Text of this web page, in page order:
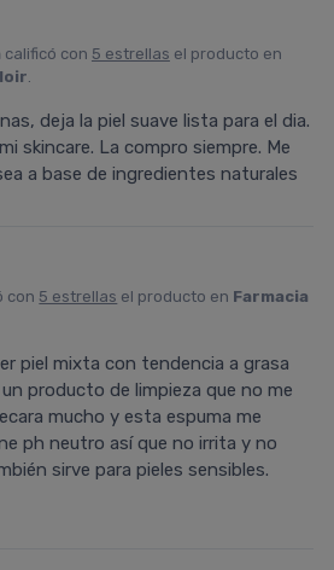
calificó con 5 estrellas el producto en
.
deja la piel suave lista para el dia.
skincare. La compro siempre. Me
a base de ingredientes naturales
con 5 estrellas el producto en Farmacia
piel mixta con tendencia a grasa
producto de limpieza que no me
mucho y esta espuma me
ph neutro así que no irrita y no
sirve para pieles sensibles.